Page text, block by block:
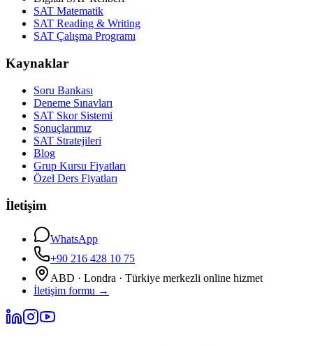
SAT Matematik
SAT Reading & Writing
SAT Çalışma Programı
Kaynaklar
Soru Bankası
Deneme Sınavları
SAT Skor Sistemi
Sonuçlarımız
SAT Stratejileri
Blog
Grup Kursu Fiyatları
Özel Ders Fiyatları
İletişim
WhatsApp
+90 216 428 10 75
ABD · Londra · Türkiye merkezli online hizmet
İletişim formu →